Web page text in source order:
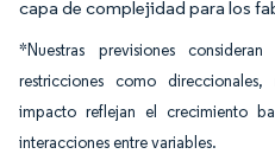
capa de complejidad para los
*Nuestras previsiones
restricciones como
impacto reflejan el crecimiento
interacciones entre variables.